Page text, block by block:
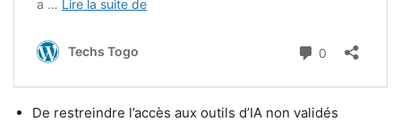
De restreindre l’accès aux outils d’IA non validés